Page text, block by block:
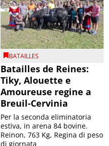
BATAILLES
Batailles de Reines:
Tiky, Alouette e
Amoureuse regine a
Breuil-Cervinia
Per la seconda eliminatoria
estiva, in arena 84 bovine.
Reinon, 763 Kg, Regina di peso
di giornata